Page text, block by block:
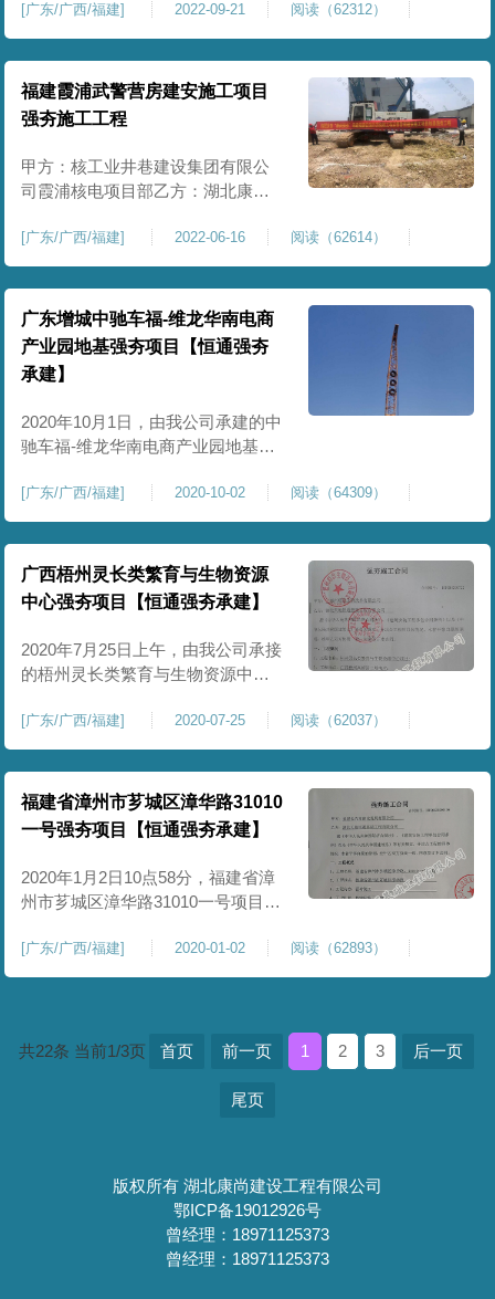
地看钦州，钦州市在发展家具家居
产业方面具有独特的优势，这里既
有本地丰富的木材资源，又有进口
木材加工的港口便利，正在打造进
口木材交易中心，现在钦州每年有
接近200万立方的进口木材，远期每
年可达到
[广东/广西/福建] 2022-09-21 阅读（62312）
福建霞浦武警营房建安施工项目
强夯施工工程
甲方：核工业井巷建设集团有限公
司霞浦核电项目部乙方：湖北康尚
和国经济合同法》、《建筑安装工
程承包合同条例》以及《中华人民
共和国建筑法》等有关规定，并结
合工程的具体情况，本着平等自愿
的原则，经甲乙双方协商一致，同
意签订本合同。一、工程概况1、工
程名称
[广东/广西/福建] 2022-06-16 阅读（62614）
广东增城中驰车福-维龙华南电商
产业园地基强夯项目【恒通强夯
承建】
2020年10月1日，由我公司承建的中
驰车福-维龙华南电商产业园地基强
本工程十分重视，要求以“高标准、
高起点、高质量、高效能”的原则，
强化时间观念和效率意识，加快建
设进程，确保场地强夯工作按照项
目既定计划完成。据悉，中标中驰
车福-维龙华南电商产业园项目
（EPC），中标额8.9亿元。项目
[广东/广西/福建] 2020-10-02 阅读（64309）
广西梧州灵长类繁育与生物资源
中心强夯项目【恒通强夯承建】
2020年7月25日上午，由我公司承接
的梧州灵长类繁育与生物资源中心
机的夯锤落下，梧州灵长类繁育与
生物资源中心强夯工程正式开始施
工，拉开了该项目建设的序幕。据
悉，该项目占地总面积约965000平
方米，分三期建设，其中一期占地
约297000平方米，主要建设办公用
房、饲料加工区、入场检疫区、隔
[广东/广西/福建] 2020-07-25 阅读（62037）
福建省漳州市芗城区漳华路31010
一号强夯项目【恒通强夯承建】
2020年1月2日10点58分，福建省漳
州市芗城区漳华路31010一号项目强
于福建省漳州市芗城区漳华路，芗
城区位于福建省南部沿海，是漳州
目场地较复杂，地貌单元属山前冲
[广东/广西/福建] 2020-01-02 阅读（62893）
共22条 当前1/3页 首页 前一页 1 2 3 后一页
尾页
版权所有 湖北康尚建设工程有限公司
鄂ICP备19012926号
曾经理：18971125373
曾经理：18971125373